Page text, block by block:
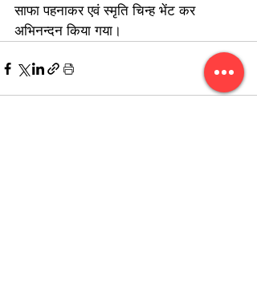
साफा पहनाकर एवं स्मृति चिन्ह भेंट कर
अभिनन्दन किया गया।